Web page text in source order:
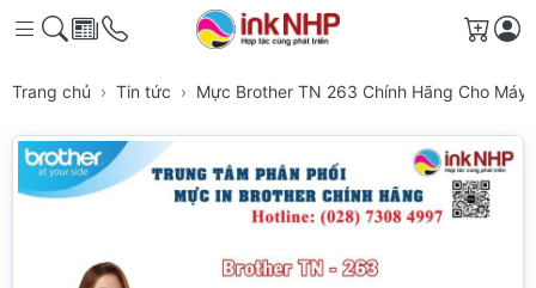
Giỏ
Trang chủ Tin tức Mực Brother TN 263 Chính Hãng Cho Máy